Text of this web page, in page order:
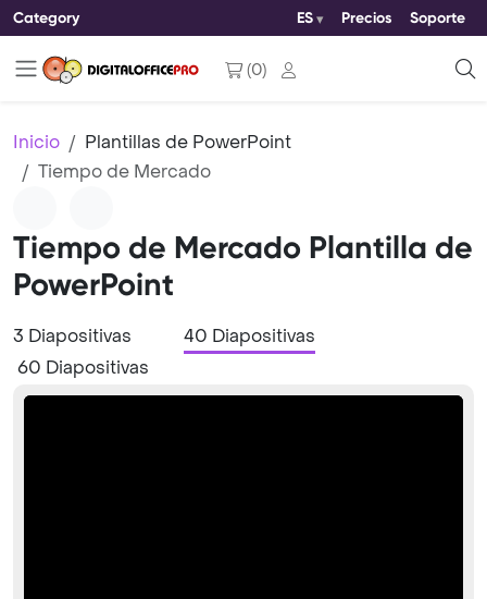
Category ES Precios Soporte
(0)
Inicio
Plantillas de PowerPoint
Tiempo de Mercado
Tiempo de Mercado Plantilla de
PowerPoint
3 Diapositivas
40 Diapositivas
60 Diapositivas